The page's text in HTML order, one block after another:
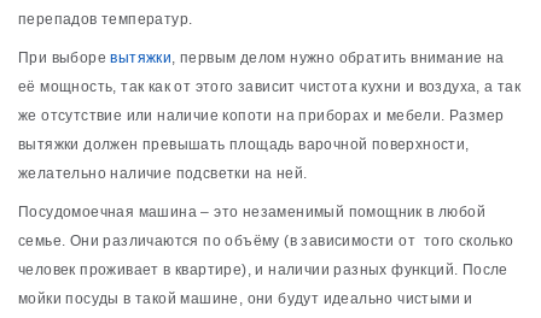
перепадов температур.
При выборевытяжки, первым делом нужно обратить внимание на
её мощность, так как от этого зависит чистота кухни и воздуха, а так
же отсутствие или наличие копоти на приборах и мебели. Размер
вытяжки должен превышать площадь варочной поверхности,
желательно наличие подсветки на ней.
Посудомоечная машина – это незаменимый помощник в любой
семье. Они различаются по объёму (в зависимости от того сколько
человек проживает в квартире), и наличии разных функций. После
мойки посуды в такой машине, они будут идеально чистыми и